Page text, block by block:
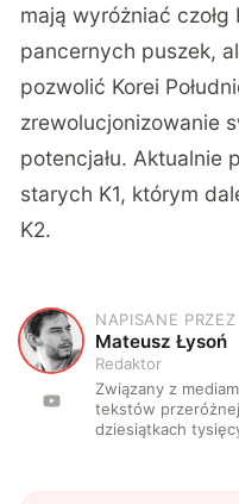
mają wyróżniać
pancernych puszek,
pozwolić Korei
zrewolucjonizowanie
potencjału. Aktualnie
starych K1, którym
K2.
M
NAPISANE PRZEZ
Mateusz Łysoń
Redaktor
Związany z
tekstów
dziesiątkach